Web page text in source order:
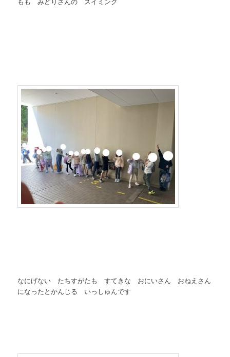
なにげない たちすがたも すてきな おにいさん おねえさん
になったとかんじる いっしゅんです